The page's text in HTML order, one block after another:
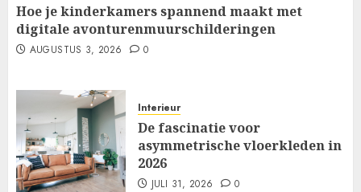
Hoe je kinderkamers spannend maakt met
digitale avonturenmuurschilderingen
AUGUSTUS 3, 2026 0
Interieur
De fascinatie voor
asymmetrische vloerkleden in
2026
JULI 31, 2026 0